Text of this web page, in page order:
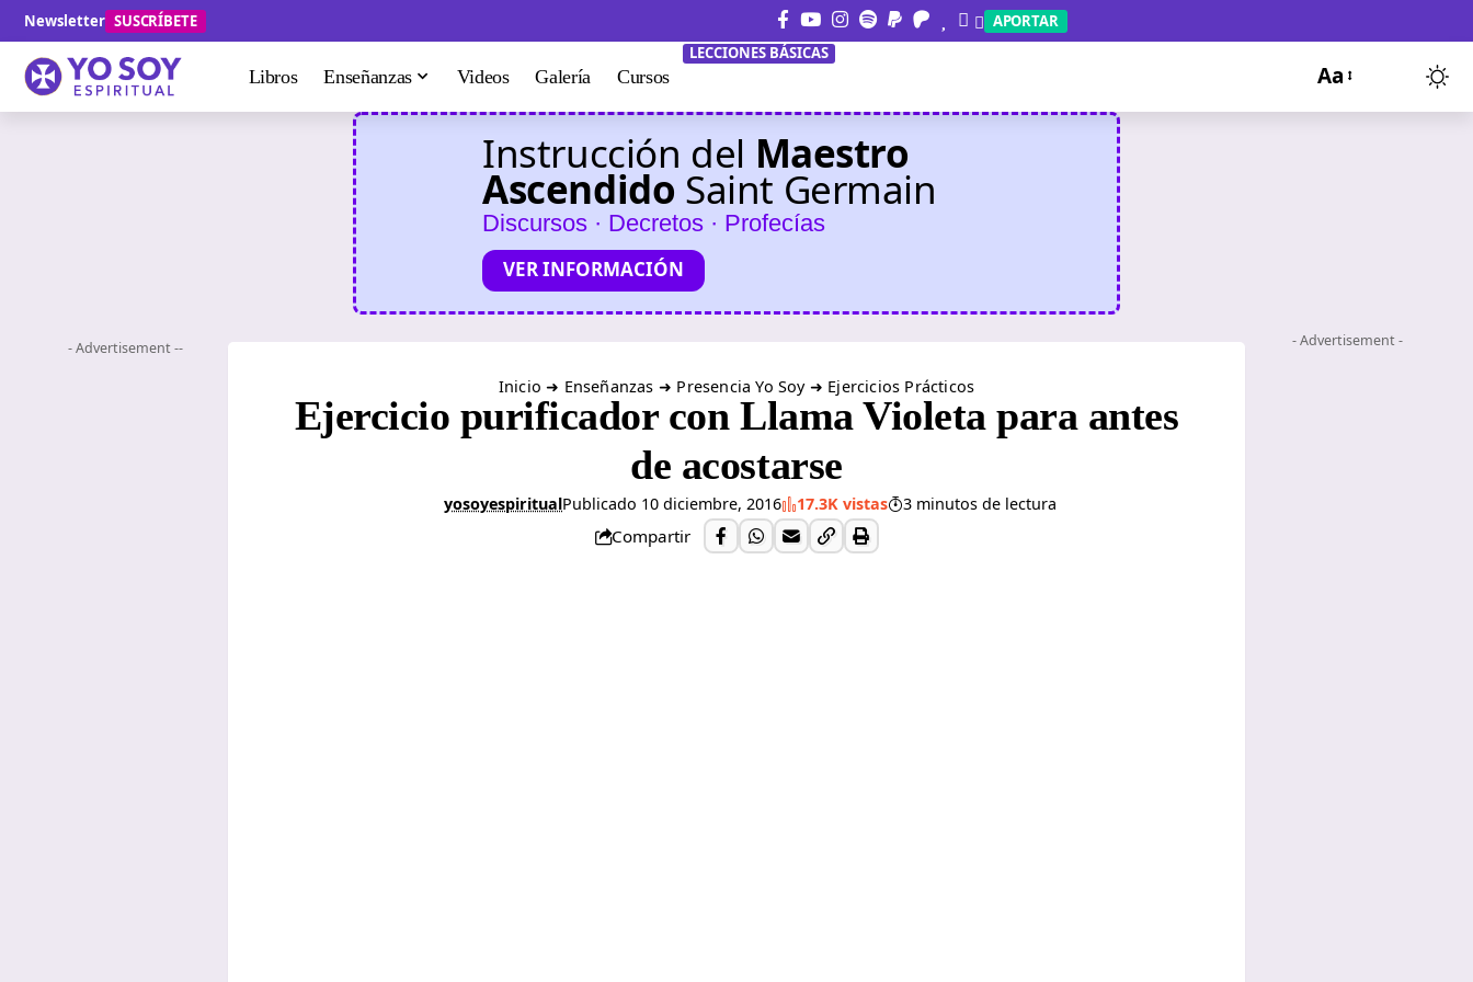
Newsletter SUSCRÍBETE APORTAR
Libros Enseñanzas Videos Galería Cursos
LECCIONES BÁSICAS
Aa
Instrucción del Maestro
Ascendido Saint Germain
Discursos · Decretos · Profecías
VER INFORMACIÓN
- Advertisement --
Inicio ➜ Enseñanzas ➜ Presencia Yo Soy➜ Ejercicios Prácticos
Ejercicio purificador con Llama Violeta para antes
de acostarse
yosoyespiritualPublicado 10 diciembre, 2016 17.3K vistas 3 minutos de lectura
Compartir
- Advertisement -